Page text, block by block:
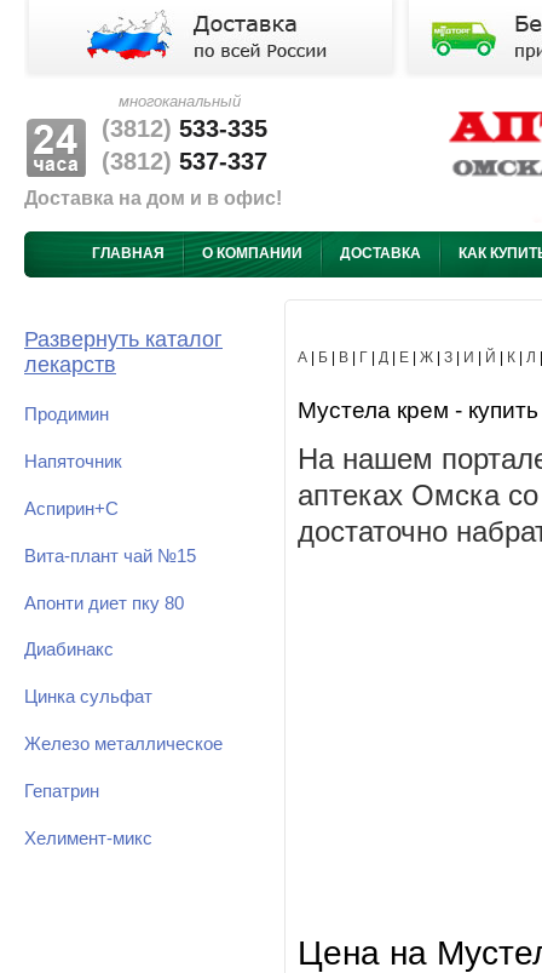
многоканальный
(3812) 533-335
(3812) 537-337
Доставка на дом и в офис!
ГЛАВНАЯ О КОМПАНИИ ДОСТАВКА КАК
Развернуть каталог
лекарств
Продимин
Напяточник
Аспирин+С
Вита-плант чай №15
Апонти диет пку 80
Диабинакс
Цинка сульфат
Железо металлическое
Гепатрин
Хелимент-микс
А Б В Г Д Е Ж З И Й К Л
Мустела крем -
На нашем
аптеках Омска
достаточно
Цена на